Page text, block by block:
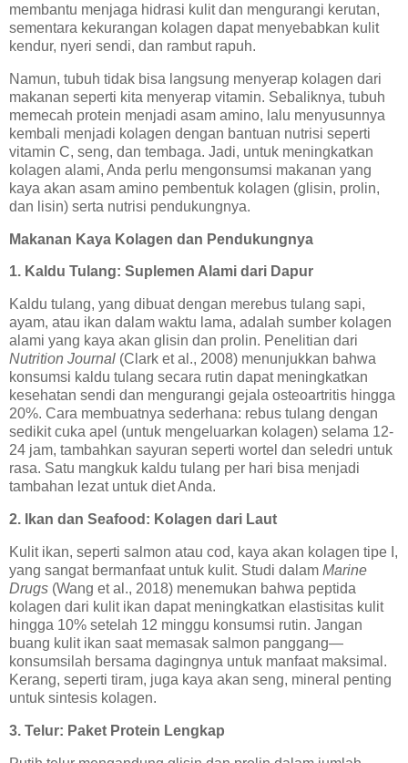
membantu menjaga hidrasi kulit dan mengurangi kerutan,
sementara kekurangan kolagen dapat menyebabkan kulit
kendur, nyeri sendi, dan rambut rapuh.
Namun, tubuh tidak bisa langsung menyerap kolagen dari
makanan seperti kita menyerap vitamin. Sebaliknya, tubuh
memecah protein menjadi asam amino, lalu menyusunnya
kembali menjadi kolagen dengan bantuan nutrisi seperti
vitamin C, seng, dan tembaga. Jadi, untuk meningkatkan
kolagen alami, Anda perlu mengonsumsi makanan yang
kaya akan asam amino pembentuk kolagen (glisin, prolin,
dan lisin) serta nutrisi pendukungnya.
Makanan Kaya Kolagen dan Pendukungnya
1. Kaldu Tulang: Suplemen Alami dari Dapur
Kaldu tulang, yang dibuat dengan merebus tulang sapi,
ayam, atau ikan dalam waktu lama, adalah sumber kolagen
alami yang kaya akan glisin dan prolin. Penelitian dari
Nutrition Journal (Clark et al., 2008) menunjukkan bahwa
konsumsi kaldu tulang secara rutin dapat meningkatkan
kesehatan sendi dan mengurangi gejala osteoartritis hingga
20%. Cara membuatnya sederhana: rebus tulang dengan
sedikit cuka apel (untuk mengeluarkan kolagen) selama 12-
24 jam, tambahkan sayuran seperti wortel dan seledri untuk
rasa. Satu mangkuk kaldu tulang per hari bisa menjadi
tambahan lezat untuk diet Anda.
2. Ikan dan Seafood: Kolagen dari Laut
Kulit ikan, seperti salmon atau cod, kaya akan kolagen tipe I,
yang sangat bermanfaat untuk kulit. Studi dalam Marine
Drugs (Wang et al., 2018) menemukan bahwa peptida
kolagen dari kulit ikan dapat meningkatkan elastisitas kulit
hingga 10% setelah 12 minggu konsumsi rutin. Jangan
buang kulit ikan saat memasak salmon panggang—
konsumsilah bersama dagingnya untuk manfaat maksimal.
Kerang, seperti tiram, juga kaya akan seng, mineral penting
untuk sintesis kolagen.
3. Telur: Paket Protein Lengkap